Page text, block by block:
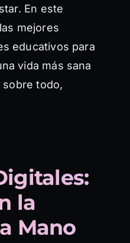
En este
mejores
educativos para
vida más sana
sobre todo,
la
Mano